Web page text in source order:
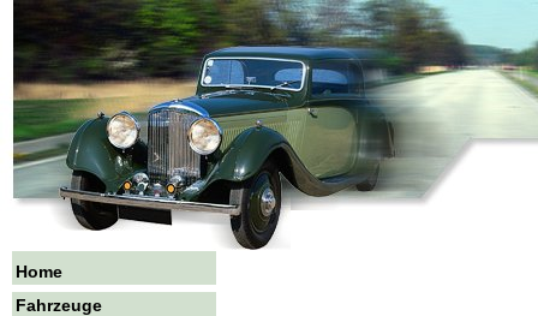
Home
Fahrzeuge